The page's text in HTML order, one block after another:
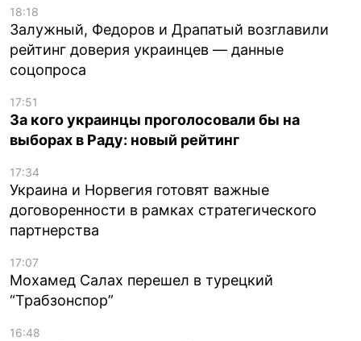
18:18
Залужный, Федоров и Драпатый возглавили
рейтинг доверия украинцев — данные
соцопроса
17:51
За кого украинцы проголосовали бы на
выборах в Раду: новый рейтинг
17:34
Украина и Норвегия готовят важные
договоренности в рамках стратегического
партнерства
17:07
Мохамед Салах перешел в турецкий
“Трабзонспор”
16:48